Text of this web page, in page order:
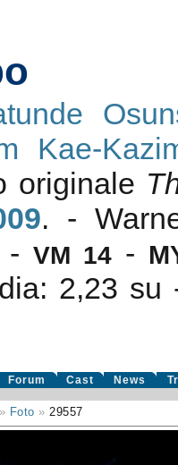
Kae-
originale
. -
-VM 14 -
2,23 su
Forum Cast News
» Foto »29557